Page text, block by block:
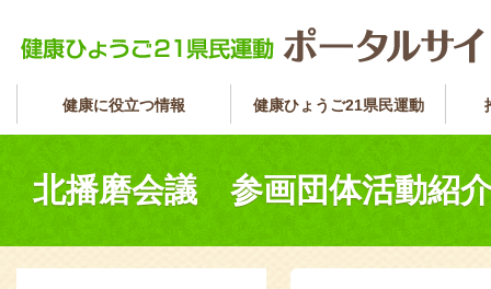
健康に役立つ情報 健康ひょうご21県民運動
北播磨会議 参画団体活動紹